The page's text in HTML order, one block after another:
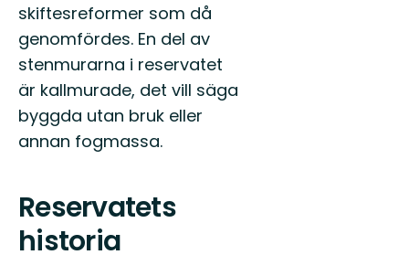
skiftesreformer som då
genomfördes. En del av
stenmurarna i reservatet
är kallmurade, det vill säga
byggda utan bruk eller
annan fogmassa.
Reservatets
historia